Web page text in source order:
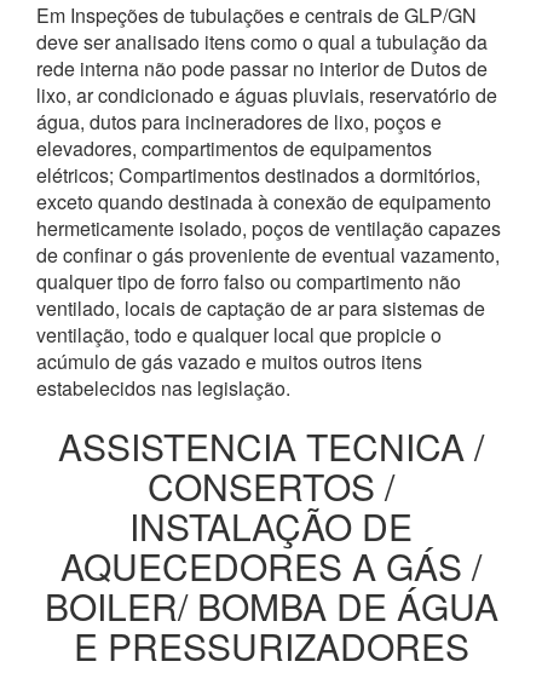
Em Inspeções de tubulações e centrais de GLP/GN
deve ser analisado itens como o qual a tubulação da
rede interna não pode passar no interior de Dutos de
lixo, ar condicionado e águas pluviais, reservatório de
água, dutos para incineradores de lixo, poços e
elevadores, compartimentos de equipamentos
elétricos; Compartimentos destinados a dormitórios,
exceto quando destinada à conexão de equipamento
hermeticamente isolado, poços de ventilação capazes
de confinar o gás proveniente de eventual vazamento,
qualquer tipo de forro falso ou compartimento não
ventilado, locais de captação de ar para sistemas de
ventilação, todo e qualquer local que propicie o
acúmulo de gás vazado e muitos outros itens
estabelecidos nas legislação.
ASSISTENCIA TECNICA /
CONSERTOS /
INSTALAÇÃO DE
AQUECEDORES A GÁS /
BOILER/ BOMBA DE ÁGUA
E PRESSURIZADORES